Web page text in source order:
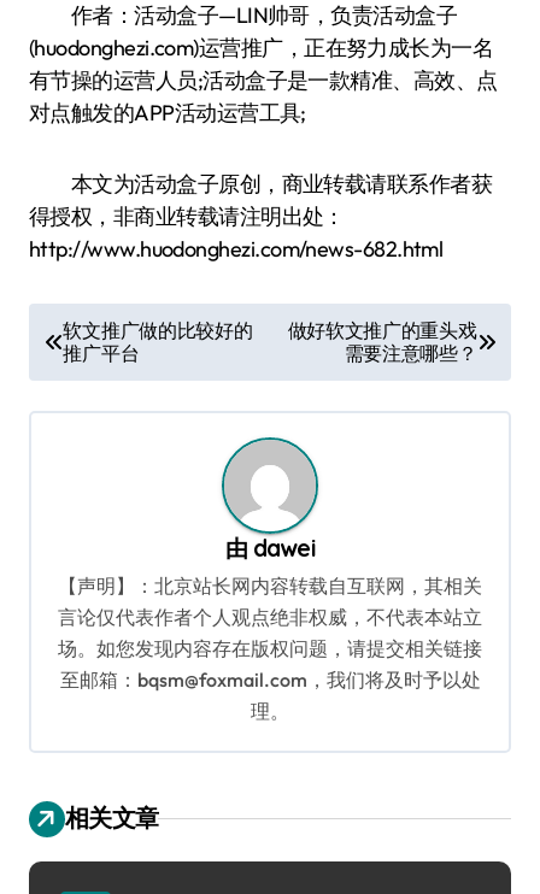
作者：活动盒子—LIN帅哥，负责活动盒子
(huodonghezi.com)运营推广，正在努力成长为一名
有节操的运营人员;活动盒子是一款精准、高效、点
对点触发的APP活动运营工具;
本文为活动盒子原创，商业转载请联系作者获
得授权，非商业转载请注明出处：
http://www.huodonghezi.com/news-682.html
章
导
软文推广做的比较好的
推广平台
做好软文推广的重头戏
需要注意哪些？
由 dawei
【声明】：北京站长网内容转载自互联网，其相关
言论仅代表作者个人观点绝非权威，不代表本站立
场。如您发现内容存在版权问题，请提交相关链接
至邮箱：bqsm@foxmail.com，我们将及时予以处
理。
相关文章